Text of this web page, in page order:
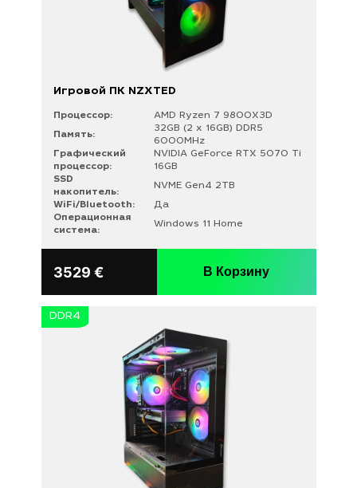
Игровой ПК NZXTED
Процессор:
AMD Ryzen 7 9800X3D
Память:
32GB (2 x 16GB) DDR5
6000MHz
Графический
процессор:
NVIDIA GeForce RTX 5070 Ti
16GB
SSD
накопитель:
NVME Gen4 2TB
WiFi/Bluetooth:
Да
Операционная
система:
Windows 11 Home
3529 € В Корзину
DDR4